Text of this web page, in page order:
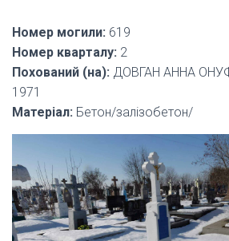
Номер могили: 619
Номер кварталу: 2
Похований (на): ДОВГАН АННА
1971
Матеріал: Бетон/залізобетон/